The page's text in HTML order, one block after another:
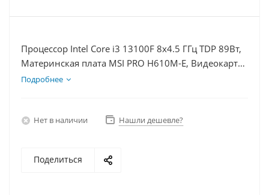
Процессор Intel Core i3 13100F 8x4.5 ГГц TDP 89Вт,
Материнская плата MSI PRO H610M-E, Видеокарта
RTX 3050 6Гб, Память DDR4 64Gb, Диски SSD
Подробнее
Нет в наличии Нашли дешевле?
Поделиться